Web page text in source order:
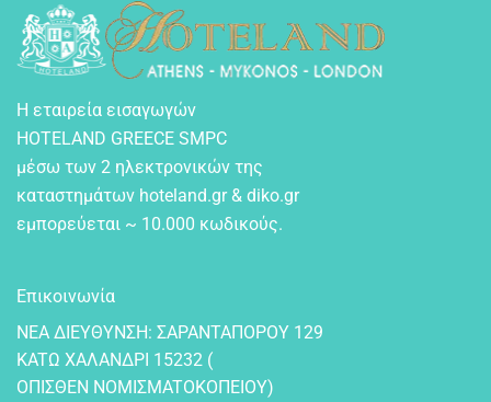
Η εταιρεία εισαγωγών
HOTELAND GREECE SMPC
μέσω των 2 ηλεκτρονικών της
καταστημάτων hoteland.gr & diko.gr
εμπορεύεται ~ 10.000 κωδικούς.
Επικοινωνία
NEA ΔIEYΘYNΣH: ΣAPANTAΠOPOY 129
KATΩ XAΛANΔPI 15232 (
OΠIΣΘEN NOMIΣMATOKOΠEIOY)